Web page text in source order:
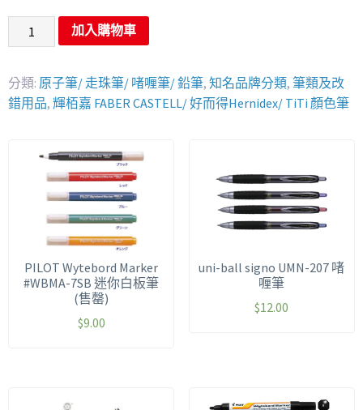
加入購物車
分類: 原子筆/ 走珠筆/ 啫喱筆/ 鉛筆, 知名品牌分類, 筆類及改
錯用品, 輝栢嘉 FABER CASTELL/ 好而得Hernidex/ TiTi 顏色筆
PILOT Wytebord Marker
#WBMA-7SB 迷你白板筆
(售罄)
$9.00
uni-ball signo UMN-207 啫
喱筆
$12.00